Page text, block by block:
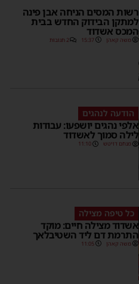
רשות המסים הניחה אבן פינה
למתקן הבידוק החדש בבית
המכס אשדוד
משה קאהן 15:37 2 תגובות
הודעה לנהגים
אלפי נהגים יושפעו: עבודות
לילה סמוך לאשדוד
מנחם דויטש 11:10
כל טיפה מצילה
אשדוד מצילה חיים: מוקד
התרמת דם ליד השטיבלאך
משה קאהן 11:05